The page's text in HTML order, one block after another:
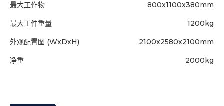
最大工作物
最大工件重量
外观配置图 (WxDxH)
净重
800x1100x380mm
1200kg
2100x2580x2100mm
2000kg